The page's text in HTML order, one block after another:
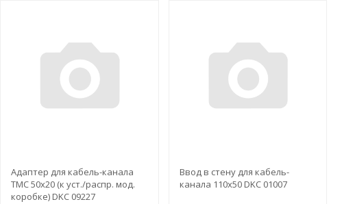
Адаптер для кабель-канала
ТМС 50х20 (к уст./распр. мод.
коробке) DKC 09227
Ввод в стену для кабель-
канала 110х50 DKC 01007